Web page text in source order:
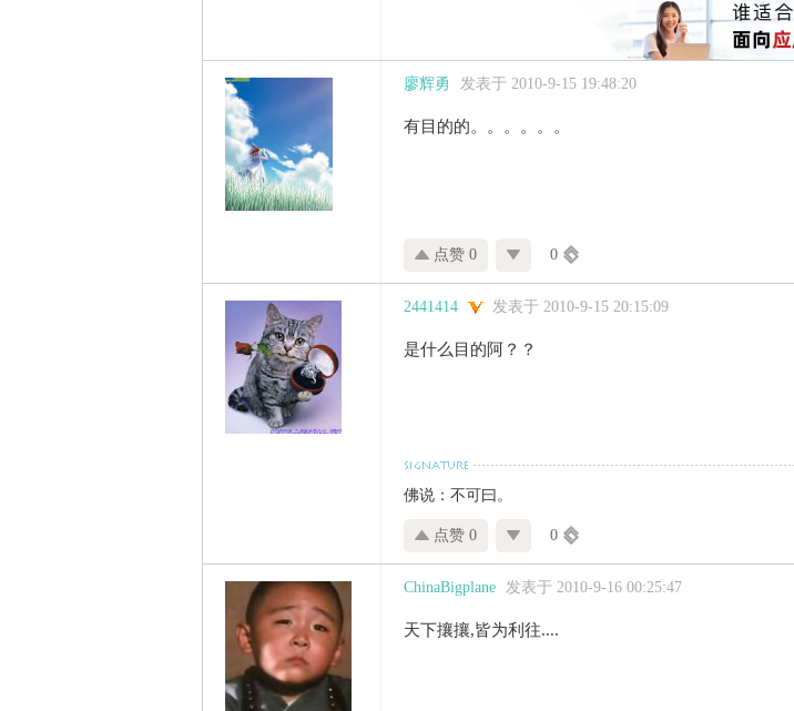
廖辉勇 发表于 2010-9-15 19:48:20
有目的的。。。。。。
点赞 0 0
2441414 发表于 2010-9-15 20:15:09
是什么目的阿？？
佛说：不可曰。
点赞 0 0
ChinaBigplane 发表于 2010-9-16 00:25:47
天下攘攘,皆为利往....